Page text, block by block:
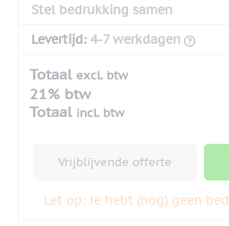
Stel bedrukking samen
Levertijd: 4-7 werkdagen
Totaal excl. btw
21% btw
Totaal incl. btw
Vrijblijvende offerte
Let op: Je hebt (nog) geen